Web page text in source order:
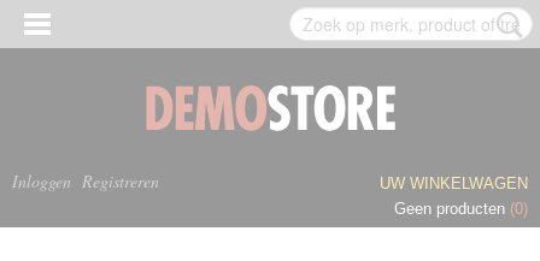
Inloggen Registreren
UW WINKELWAGEN
Geen producten (0)